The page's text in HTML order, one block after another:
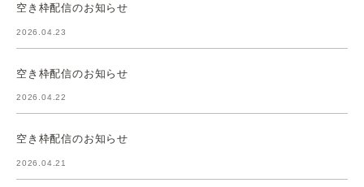
空き枠配信のお知らせ
2026.04.23
空き枠配信のお知らせ
2026.04.22
空き枠配信のお知らせ
2026.04.21